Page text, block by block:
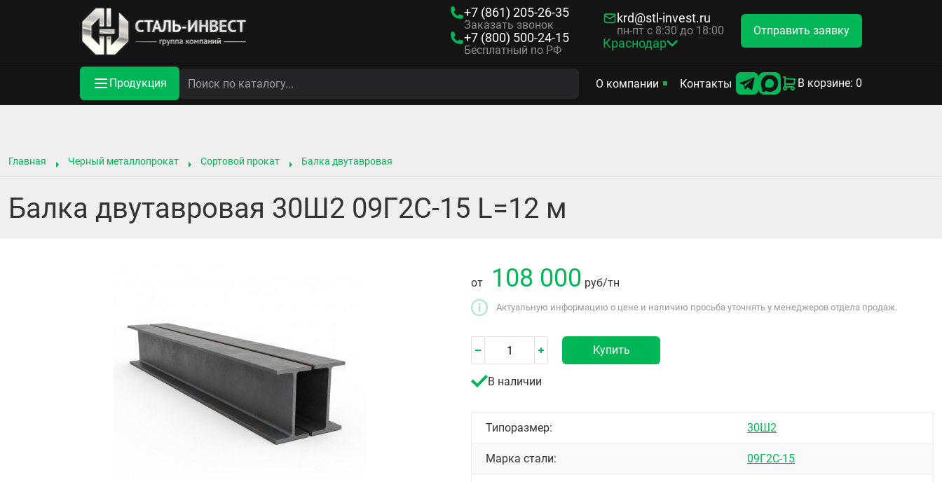
+7 (861) 205-26-35
Заказать звонок
+7 (800) 500-24-15
Бесплатный по РФ
krd@stl-invest.ru
пн-пт с 8:30 до 18:00
Краснодар
Отправить заявку
Продукция О компании Контакты В корзине: 0
Главная Черный металлопрокат Сортовой прокат Балка двутавровая
Балка двутавровая 30Ш2 09Г2С-15 L=12 м
от 108 000 руб/тн
Актуальную информацию о цене и наличию просьба уточнять у менеджеров отдела продаж.
Купить
В наличии
Типоразмер: 30Ш2
Марка стали: 09Г2С-15